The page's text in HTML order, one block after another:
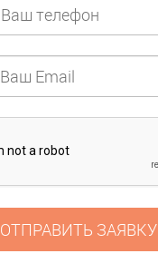
ОТПРАВИТЬ ЗАЯВКУ